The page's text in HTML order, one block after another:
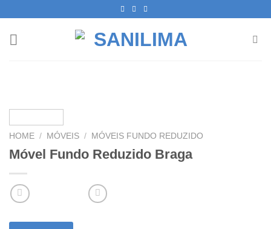
content
HOME / MÓVEIS / MÓVEIS FUNDO REDUZIDO
Móvel Fundo Reduzido Braga